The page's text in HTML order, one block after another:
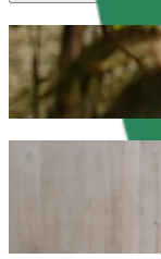
Trottinettes
Déplacez-vous à
Télécharger l'appli Bolt
Déplacez-
Nous vous
Quelle que soit